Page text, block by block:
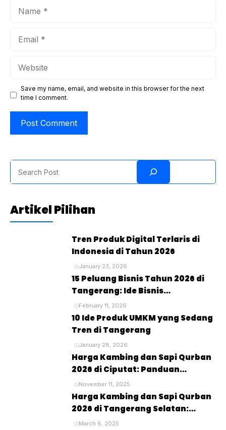
Save my name, email, and website in this browser for the next
time I comment.
Artikel Pilihan
Tren Produk Digital Terlaris di
Indonesia di Tahun 2026
January 23, 2026
15 Peluang Bisnis Tahun 2026 di
Tangerang: Ide Bisnis
Menjanjikan untuk Masa Depan
February 11, 2026
10 Ide Produk UMKM yang Sedang
Tren di Tangerang
January 28, 2026
Harga Kambing dan Sapi Qurban
2026 di Ciputat: Panduan
Lengkap untuk Perayaan Idul
Adha
November 11, 2025
Harga Kambing dan Sapi Qurban
2026 di Tangerang Selatan:
Panduan Lengkap untuk Pembeli
March 6, 2025